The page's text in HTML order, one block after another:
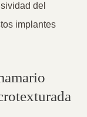
del
implantes